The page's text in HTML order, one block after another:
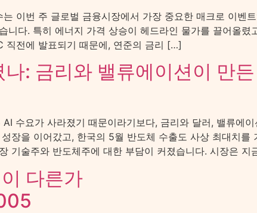
이번 주 글로벌 금융시장에서 가장 중요한 매크로 이벤
니다. 특히 에너지 가격 상승이 헤드라인 물가를 끌어올렸
직전에 발표되기 때문에, 연준의 금리 […]
: 금리와 밸류에이션이 만
수요가 사라졌기 때문이라기보다, 금리와 달러, 밸류에
장을 이어갔고, 한국의 5월 반도체 수출도 사상 최대치를
기술주와 반도체주에 대한 부담이 커졌습니다. 시장은 지
다른가